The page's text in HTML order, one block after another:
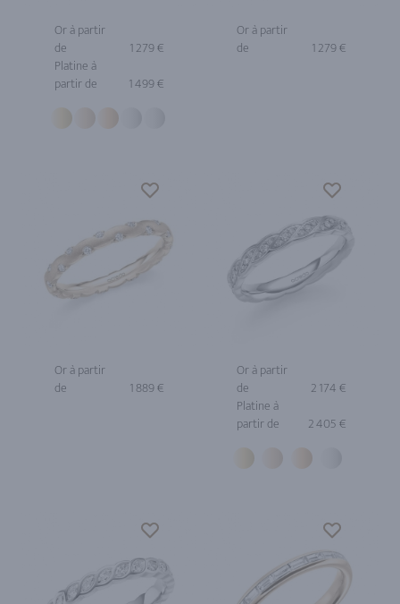
Or à partir
de
1 279 €
Platine à
partir de
1 499 €
Or à partir
de
1 279 €
Or à partir
de
1 889 €
Or à partir
de
2 174 €
Platine à
partir de
2 405 €